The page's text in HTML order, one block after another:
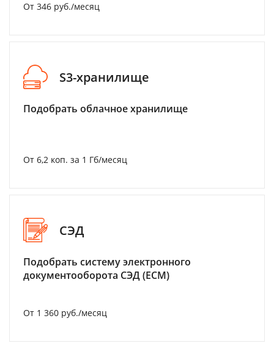
От 346 руб./месяц
S3-хранилище
Подобрать облачное хранилище
От 6,2 коп. за 1 Гб/месяц
СЭД
Подобрать систему электронного
документооборота СЭД (ECM)
От 1 360 руб./месяц